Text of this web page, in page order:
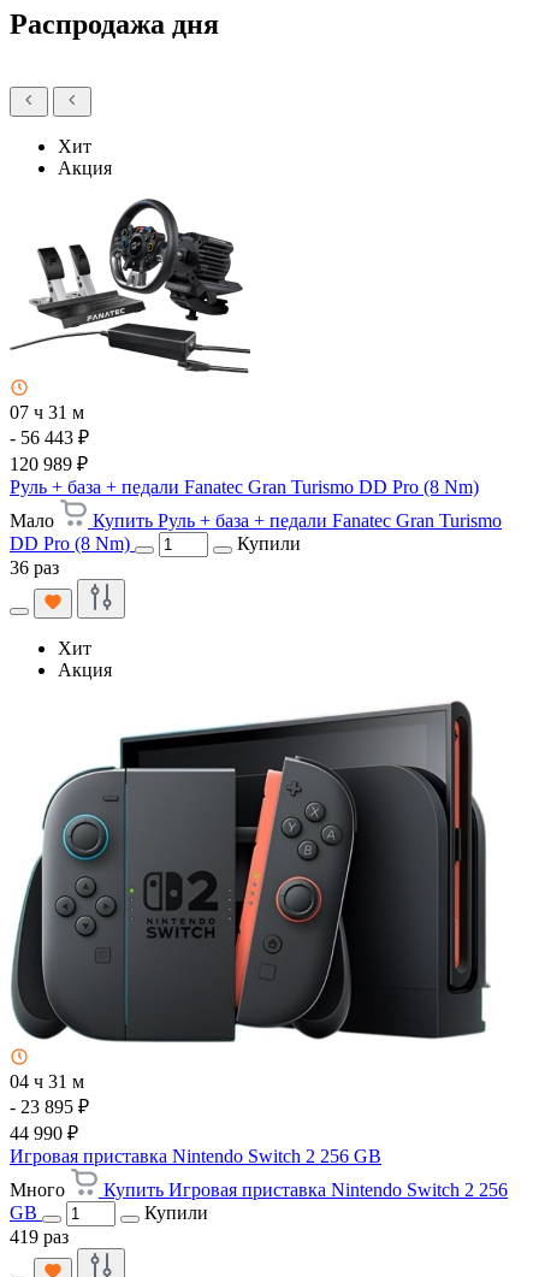
Распродажа дня
Хит
Акция
07 ч 31 м
- 56 443 ₽
120 989 ₽
Руль + база + педали Fanatec Gran Turismo DD Pro (8 Nm)
Мало
Купить Руль + база + педали Fanatec Gran Turismo
DD Pro (8 Nm)
Купили
36 раз
Хит
Акция
04 ч 31 м
- 23 895 ₽
44 990 ₽
Игровая приставка Nintendo Switch 2 256 GB
Много
Купить Игровая приставка Nintendo Switch 2 256
GB
Купили
419 раз